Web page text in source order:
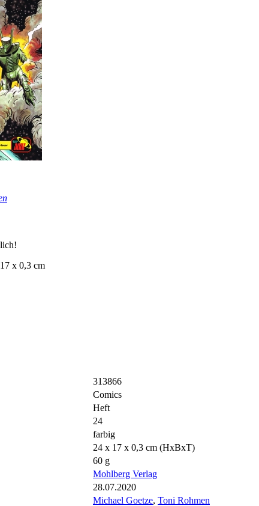
x 0,3 cm
313866
Comics
Heft
24
farbig
24 x 17 x 0,3 cm (HxBxT)
60 g
Mohlberg Verlag
28.07.2020
Michael Goetze, Toni Rohmen